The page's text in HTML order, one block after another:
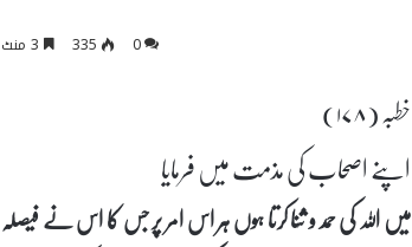
0
335
خطبہ (۱۷۸)
اپنے اصحاب کی مذمت میں فرمایا
میں اللہ کی حمد و ثنا کرتا ہوں ہر اس امر پر جس کا اس نے فیصلہ